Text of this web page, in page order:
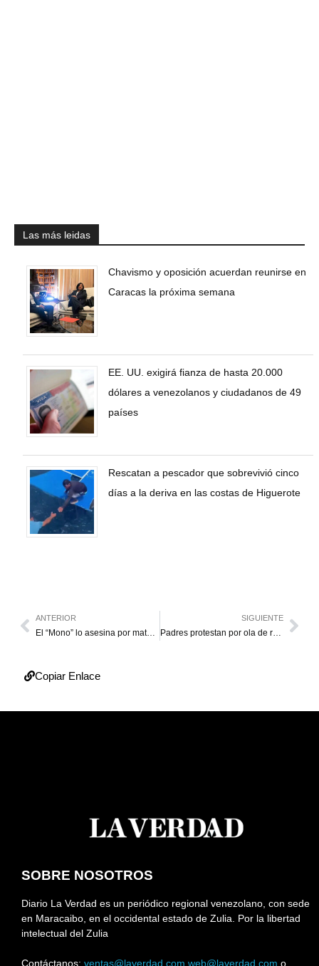
Las más leidas
Chavismo y oposición acuerdan reunirse en
Caracas la próxima semana
EE. UU. exigirá fianza de hasta 20.000
dólares a venezolanos y ciudadanos de 49
países
Rescatan a pescador que sobrevivió cinco
días a la deriva en las costas de Higuerote
ANTERIOR
El “Mono” lo asesina por matar a su hermano
SIGUIENTE
Padres protestan por ola de robos en escuela
Copiar Enlace
SOBRE NOSOTROS
Diario La Verdad es un periódico regional venezolano, con sede
en Maracaibo, en el occidental estado de Zulia. Por la libertad
intelectual del Zulia
Contáctanos: ventas@laverdad.com web@laverdad.com o